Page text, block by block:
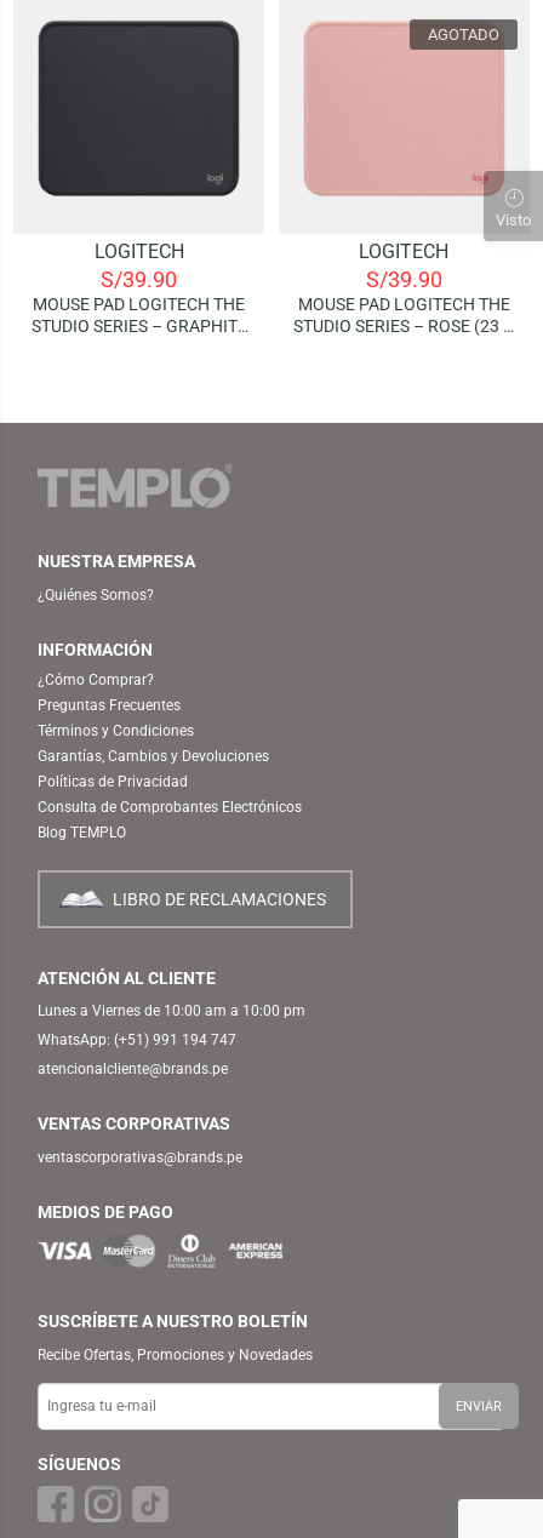
LOGITECH
S/39.90
MOUSE PAD LOGITECH THE
STUDIO SERIES – GRAPHITE
AGOTADO
LOGITECH
S/39.90
MOUSE PAD LOGITECH THE
STUDIO SERIES – ROSE (23 X
NUESTRA EMPRESA
¿Quiénes Somos?
INFORMACIÓN
¿Cómo Comprar?
Preguntas Frecuentes
Términos y Condiciones
Garantías, Cambios y Devoluciones
Políticas de Privacidad
Consulta de Comprobantes Electrónicos
Blog TEMPLO
LIBRO DE RECLAMACIONES
ATENCIÓN AL CLIENTE
Lunes a Viernes de 10:00 am a 10:00 pm
WhatsApp: (+51) 991 194 747
atencionalcliente@brands.pe
VENTAS CORPORATIVAS
ventascorporativas@brands.pe
MEDIOS DE PAGO
SUSCRÍBETE A NUESTRO BOLETÍN
Recibe Ofertas, Promociones y Novedades
SÍGUENOS
Visto